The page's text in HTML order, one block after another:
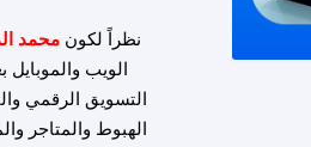
نظراً لكونمحمد
الويب
التسويق الرقمي
الهبوط والمتاجر